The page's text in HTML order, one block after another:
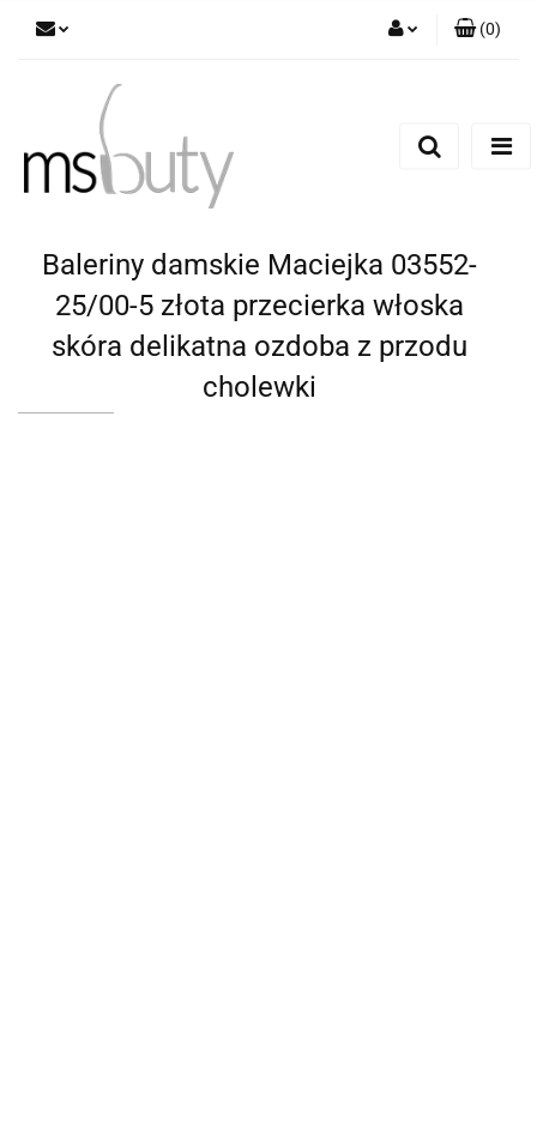
(0)
Baleriny damskie Maciejka 03552-
25/00-5 złota przecierka włoska
skóra delikatna ozdoba z przodu
cholewki